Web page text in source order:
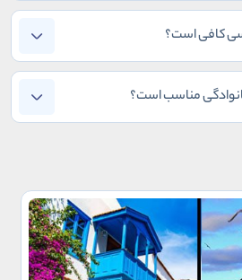
کافی است؟
مناسب است؟